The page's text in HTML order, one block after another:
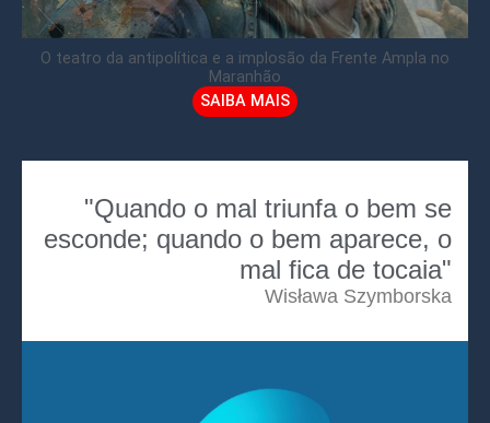
O teatro da antipolítica e a implosão da Frente Ampla no
Maranhão
SAIBA MAIS
"Quando o mal triunfa o bem se
esconde; quando o bem aparece, o
mal fica de tocaia"
Wisława Szymborska